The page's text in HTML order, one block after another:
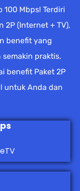
Mbps! Terdiri
2P (Internet + TV),
benefit yang
praktis.
benefit Paket 2P
untuk Anda dan